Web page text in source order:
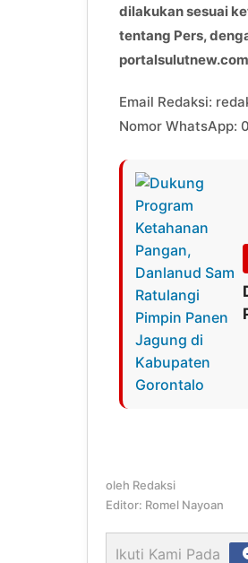
dilakukan sesuai
tentang Pers,
Email Redaksi:
Nomor WhatsApp:
oleh Redaksi
Editor: Romel Nayoan
Ikuti Kami Pada